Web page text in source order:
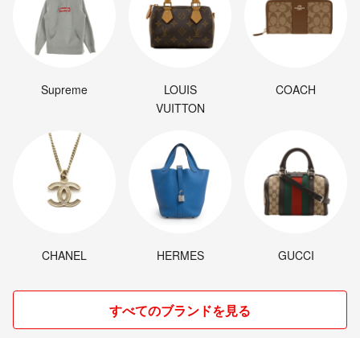
Supreme
LOUIS
VUITTON
COACH
CHANEL HERMES GUCCI
すべてのブランドを見る